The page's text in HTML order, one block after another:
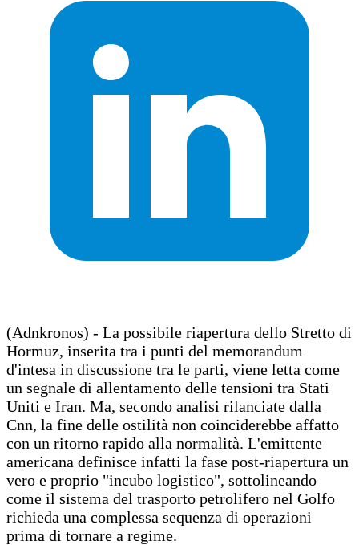
(Adnkronos) - La possibile riapertura dello Stretto di
Hormuz, inserita tra i punti del memorandum
d'intesa in discussione tra le parti, viene letta come
un segnale di allentamento delle tensioni tra Stati
Uniti e Iran. Ma, secondo analisi rilanciate dalla
Cnn, la fine delle ostilità non coinciderebbe affatto
con un ritorno rapido alla normalità. L'emittente
americana definisce infatti la fase post-riapertura un
vero e proprio "incubo logistico", sottolineando
come il sistema del trasporto petrolifero nel Golfo
richieda una complessa sequenza di operazioni
prima di tornare a regime.